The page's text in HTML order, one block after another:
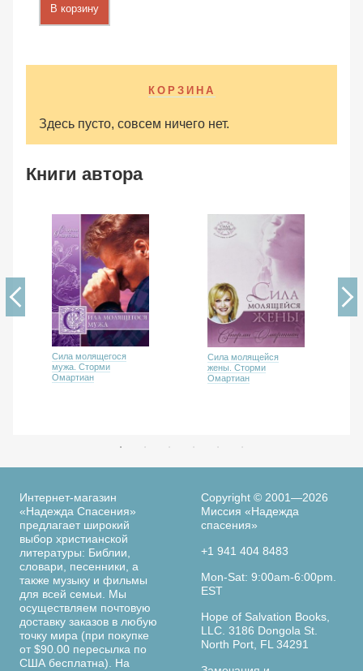
В корзину
КОРЗИНА
Здесь пусто, совсем ничего нет.
Книги автора
Сила молящегося
мужа. Сторми
Омартиан
Сила молящейся
жены. Сторми
Омартиан
Интернет-магазин
«Надежда Спасения»
предлагает широкий
выбор христианской
литературы: Библии,
словари, песенники, а
также музыку и фильмы
для всей семьи. Мы
осуществляем почтовую
доставку заказов в любую
точку мира (при покупке
от $90.00 пересылка по
США бесплатна). На
Copyright © 2001—2026
Миссия «Надежда
спасения»
+1 941 404 8483
Mon-Sat: 9:00am-6:00pm.
EST
Hope of Salvation Books,
LLC. 3186 Dongola St.
North Port, FL 34291